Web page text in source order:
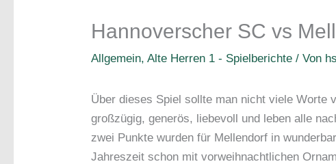
Hannoverscher SC vs
Allgemein,Alte Herren 1 - Spielberichte / Von
Über dieses Spiel sollte man nicht viele Worte
großzügig, generös, liebevoll und leben alle
zwei Punkte wurden für Mellendorf in
Jahreszeit schon mit vorweihnachtlichen